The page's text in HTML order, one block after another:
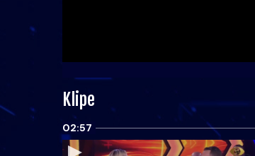
Klipe
02:57